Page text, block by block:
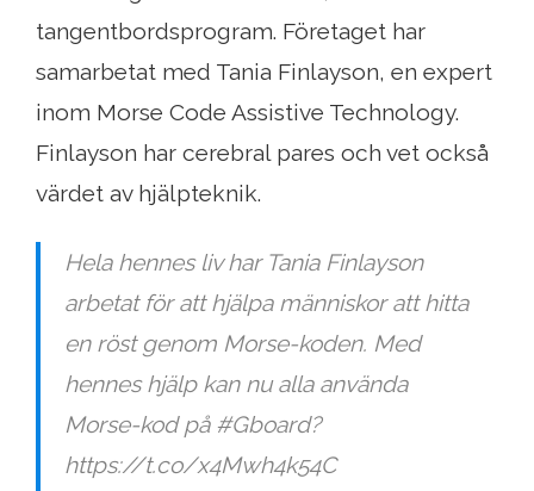
tangentbordsprogram. Företaget har
samarbetat med Tania Finlayson, en expert
inom Morse Code Assistive Technology.
Finlayson har cerebral pares och vet också
värdet av hjälpteknik.
Hela hennes liv har Tania Finlayson
arbetat för att hjälpa människor att hitta
en röst genom Morse-koden. Med
hennes hjälp kan nu alla använda
Morse-kod på #Gboard?
https://t.co/x4Mwh4k54C